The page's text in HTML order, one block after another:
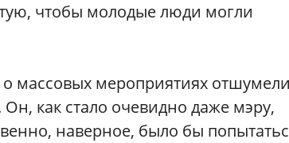
чтобы молодые люди могли
массовых мероприятиях отшумели
как стало очевидно даже мэру,
наверное, было бы